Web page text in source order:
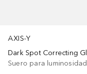
AXIS-Y
Suero para luminosidad